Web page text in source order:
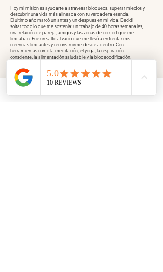
Hoy mi misión es ayudarte a atravesar bloqueos, superar miedos y
descubrir una vida más alineada con tu verdadera esencia.
El último año marcó un antes y un después en mi vida. Decidí
soltar todo lo que me sostenía: un trabajo de 40 horas semanales,
una relación de pareja, amigos y las zonas de confort que me
limitaban. Fue un salto al vacío que me llevó a enfrentar mis
creencias limitantes y reconstruirme desde adentro. Con
herramientas como la meditación, el yoga, la respiración
consciente, la alimentación saludable y la biodecodificación,
vivir.
Hoy quiero compartir todo lo que aprende y acompañar a
personas en su proceso de transformación. Si sentiste que algo te
está frenando, que hay una voz interna que te aleja de lo que